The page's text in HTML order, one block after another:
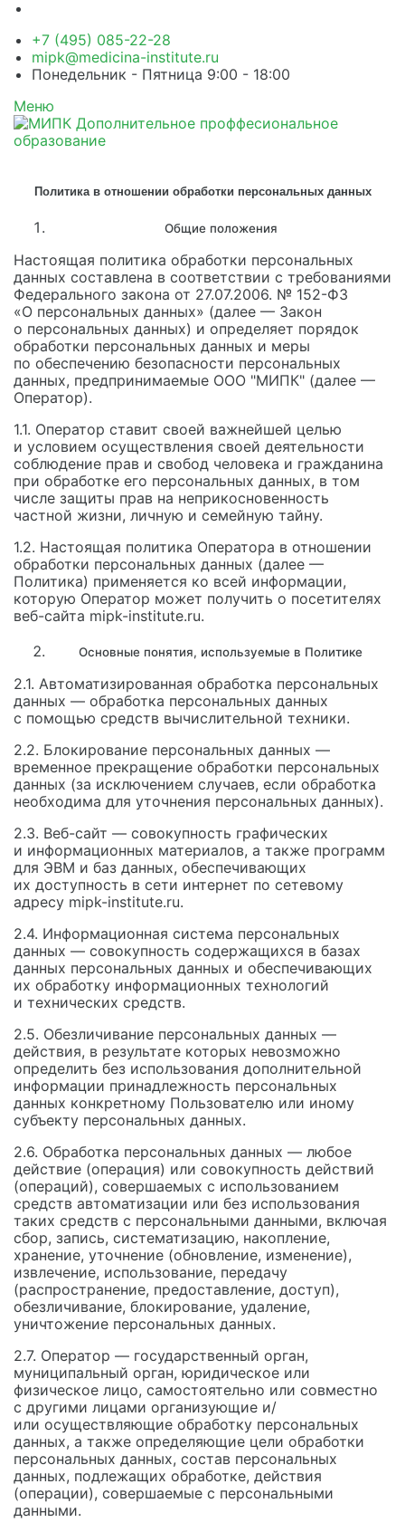
+7 (495) 085-22-28
mipk@medicina-institute.ru
Понедельник - Пятница 9:00 - 18:00
Меню
Политика в отношении обработки персональных данных
Общие положения
Настоящая политика обработки персональных
данных составлена в соответствии с требованиями
Федерального закона от 27.07.2006. № 152-ФЗ
«О персональных данных» (далее — Закон
о персональных данных) и определяет порядок
обработки персональных данных и меры
по обеспечению безопасности персональных
данных, предпринимаемые ООО "МИПК" (далее —
Оператор).
1.1. Оператор ставит своей важнейшей целью
и условием осуществления своей деятельности
соблюдение прав и свобод человека и гражданина
при обработке его персональных данных, в том
числе защиты прав на неприкосновенность
частной жизни, личную и семейную тайну.
1.2. Настоящая политика Оператора в отношении
обработки персональных данных (далее —
Политика) применяется ко всей информации,
которую Оператор может получить о посетителях
веб-сайта mipk-institute.ru.
Основные понятия, используемые в Политике
2.1. Автоматизированная обработка персональных
данных — обработка персональных данных
с помощью средств вычислительной техники.
2.2. Блокирование персональных данных —
временное прекращение обработки персональных
данных (за исключением случаев, если обработка
необходима для уточнения персональных данных).
2.3. Веб-сайт — совокупность графических
и информационных материалов, а также программ
для ЭВМ и баз данных, обеспечивающих
их доступность в сети интернет по сетевому
адресу mipk-institute.ru.
2.4. Информационная система персональных
данных — совокупность содержащихся в базах
данных персональных данных и обеспечивающих
их обработку информационных технологий
и технических средств.
2.5. Обезличивание персональных данных —
действия, в результате которых невозможно
определить без использования дополнительной
информации принадлежность персональных
данных конкретному Пользователю или иному
субъекту персональных данных.
2.6. Обработка персональных данных — любое
действие (операция) или совокупность действий
(операций), совершаемых с использованием
средств автоматизации или без использования
таких средств с персональными данными, включая
сбор, запись, систематизацию, накопление,
хранение, уточнение (обновление, изменение),
извлечение, использование, передачу
(распространение, предоставление, доступ),
обезличивание, блокирование, удаление,
уничтожение персональных данных.
2.7. Оператор — государственный орган,
муниципальный орган, юридическое или
физическое лицо, самостоятельно или совместно
с другими лицами организующие и/
или осуществляющие обработку персональных
данных, а также определяющие цели обработки
персональных данных, состав персональных
данных, подлежащих обработке, действия
(операции), совершаемые с персональными
данными.